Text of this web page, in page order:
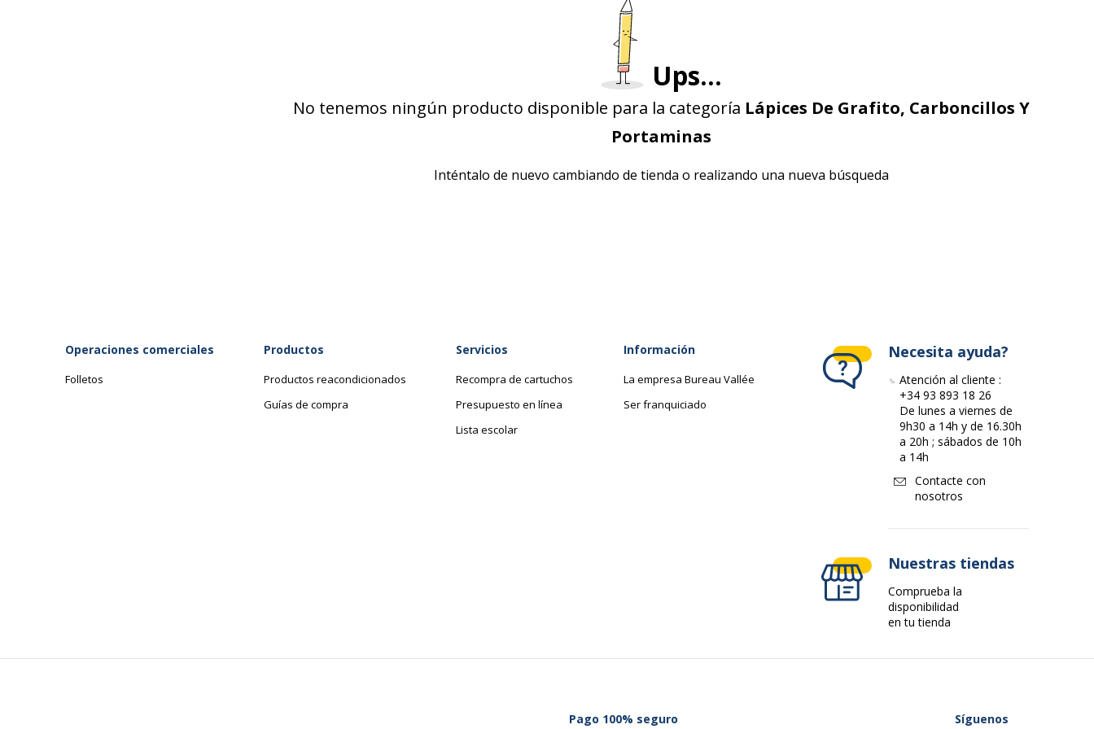
Ups...
No tenemos ningún producto disponible para la categoría Lápices De Grafito, Carboncillos Y
Portaminas
Inténtalo de nuevo cambiando de tienda o realizando una nueva búsqueda
Operaciones comerciales
Folletos
Productos
Productos reacondicionados
Guías de compra
Servicios
Recompra de cartuchos
Presupuesto en línea
Lista escolar
Información
La empresa Bureau Vallée
Ser franquiciado
Necesita ayuda?
Atención al cliente :
+34 93 893 18 26
De lunes a viernes de
9h30 a 14h y de 16.30h
a 20h ; sábados de 10h
a 14h
Contacte con
nosotros
Nuestras tiendas
Comprueba la
disponibilidad
en tu tienda
Pago 100% seguro Síguenos